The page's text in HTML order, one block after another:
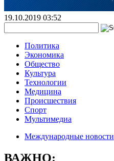
19.10.2019 03:52
Политика
Экономика
Общество
Культура
Технологии
Медицина
Происшествия
Спорт
Мультимедиа
Международные новости
ВАЖНО: